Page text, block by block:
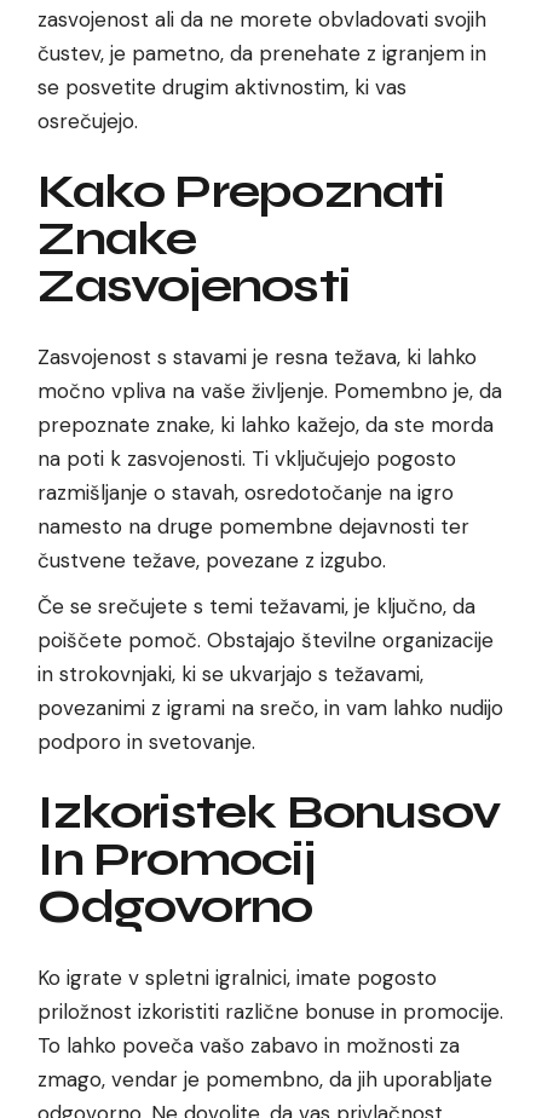
zasvojenost ali da ne morete obvladovati svojih
čustev, je pametno, da prenehate z igranjem in
se posvetite drugim aktivnostim, ki vas
osrečujejo.
Kako Prepoznati
Znake
Zasvojenosti
Zasvojenost s stavami je resna težava, ki lahko
močno vpliva na vaše življenje. Pomembno je, da
prepoznate znake, ki lahko kažejo, da ste morda
na poti k zasvojenosti. Ti vključujejo pogosto
razmišljanje o stavah, osredotočanje na igro
namesto na druge pomembne dejavnosti ter
čustvene težave, povezane z izgubo.
Če se srečujete s temi težavami, je ključno, da
poiščete pomoč. Obstajajo številne organizacije
in strokovnjaki, ki se ukvarjajo s težavami,
povezanimi z igrami na srečo, in vam lahko nudijo
podporo in svetovanje.
Izkoristek Bonusov
In Promocij
Odgovorno
Ko igrate v spletni igralnici, imate pogosto
priložnost izkoristiti različne bonuse in promocije.
To lahko poveča vašo zabavo in možnosti za
zmago, vendar je pomembno, da jih uporabljate